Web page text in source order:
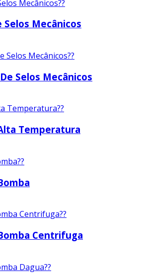
Mecânicos
Selos Mecânicos
Temperatura
Centrifuga